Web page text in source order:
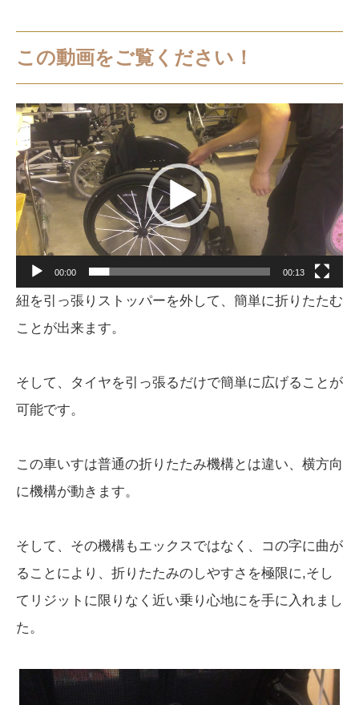
この動画をご覧ください！
動
画
プ
レ
ー
ヤ
ー
00:00 00:13
紐を引っ張りストッパーを外して、簡単に折りたたむ
ことが出来ます。
そして、タイヤを引っ張るだけで簡単に広げることが
可能です。
この車いすは普通の折りたたみ機構とは違い、横方向
に機構が動きます。
そして、その機構もエックスではなく、コの字に曲が
ることにより、折りたたみのしやすさを極限に,そし
てリジットに限りなく近い乗り心地にを手に入れまし
た。